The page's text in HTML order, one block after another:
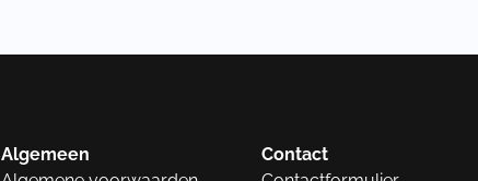
Algemeen
Contact